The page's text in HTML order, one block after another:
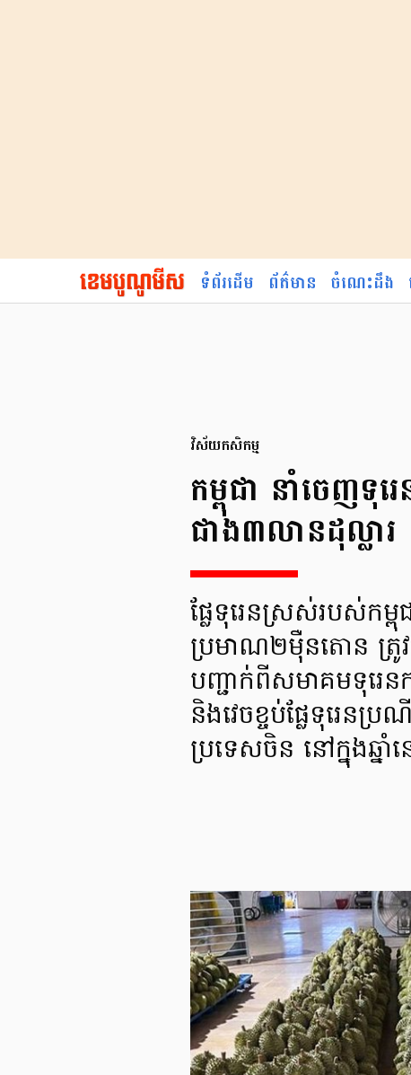
ទំព័រដើម ព័ត៌មាន ចំណេះដឹង
វិស័យកសិកម្ម
កម្ពុជា នាំចេញ
ជាង៣លានដុល្លារ
ផ្លែទុរេនស្រស់របស់ក
ប្រមាណ២ម៉ឺនតោន ត្រូ
បញ្ជាក់ពីសមាគមទុរេ
និងវេចខ្ចប់ផ្លែទុរេន
ប្រទេសចិន នៅក្នុងឆ្នាំន